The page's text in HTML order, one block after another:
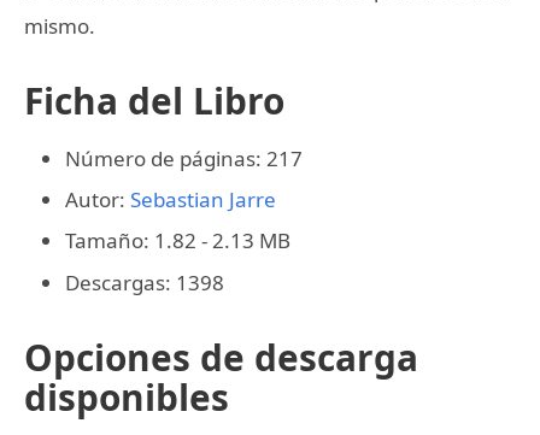
mismo.
Ficha del Libro
Número de páginas: 217
Autor: Sebastian Jarre
Tamaño: 1.82 - 2.13 MB
Descargas: 1398
Opciones de descarga
disponibles